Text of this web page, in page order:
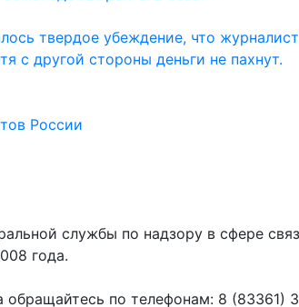
твердое убеждение, что
с другой стороны деньги не пахнут.
России
службы по надзору в сфере
года.
по телефонам: 8 (83361)